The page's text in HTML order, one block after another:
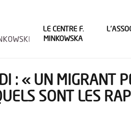
LE CENTRE F.
MINKOWSKA
: « UN MIGRANT
SONT LES